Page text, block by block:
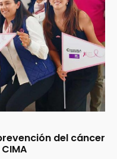
del cáncer